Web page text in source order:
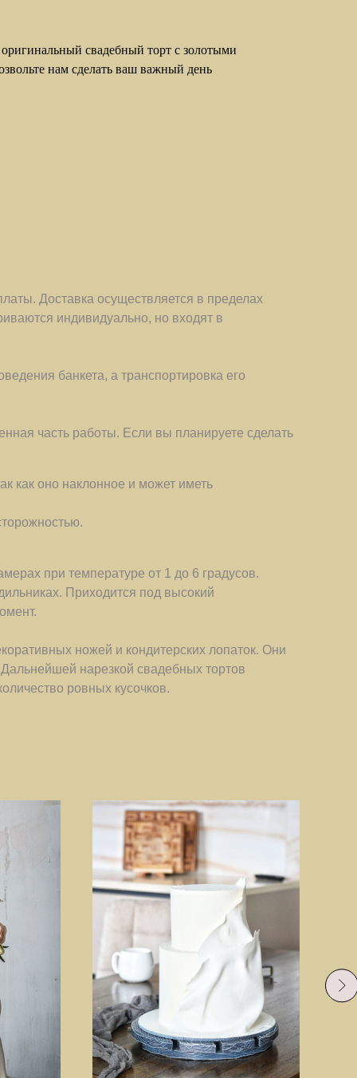
свадебный торт с золотыми
нам сделать ваш важный день
Доставка осуществляется в пределах
индивидуально, но входят в
банкета, а транспортировка его
часть работы. Если вы планируете сделать
как оно наклонное и может иметь
при температуре от 1 до 6 градусов.
Приходится под высокий
ножей и кондитерских лопаток. Они
нарезкой свадебных тортов
ровных кусочков.